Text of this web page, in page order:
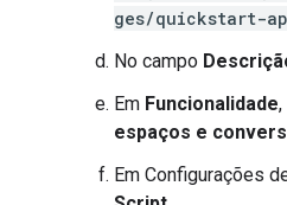
ges/quickstart-
No campo
Em Funcionalidade
espaços e
Em Configurações